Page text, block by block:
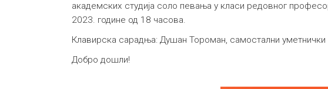
академских студија соло певања у класи редовног
2023. године од 18 часова.
Клавирска сарадња: Душан Тороман, самостални уметнички
Добро дошли!